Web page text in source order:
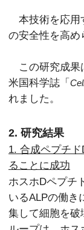
本技術を応用
の安全性を高め
この研究成果
米国科学誌「
れました。
2. 研究結果
1. 合成ペプチ
ることに成功
ホスホDペプチ
いるALPの働き
集して細胞を破